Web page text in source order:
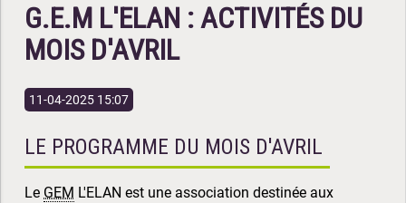
G.E.M L'ELAN : ACTIVITÉS DU
MOIS D'AVRIL
11-04-2025 15:07
LE PROGRAMME DU MOIS D'AVRIL
Le GEM L'ELAN est une association destinée aux